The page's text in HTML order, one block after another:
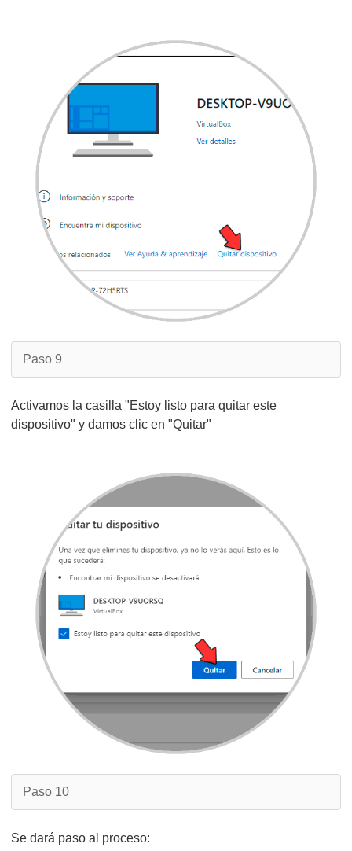
Paso 9
Activamos la casilla "Estoy listo para quitar este
dispositivo" y damos clic en "Quitar"
Paso 10
Se dará paso al proceso: